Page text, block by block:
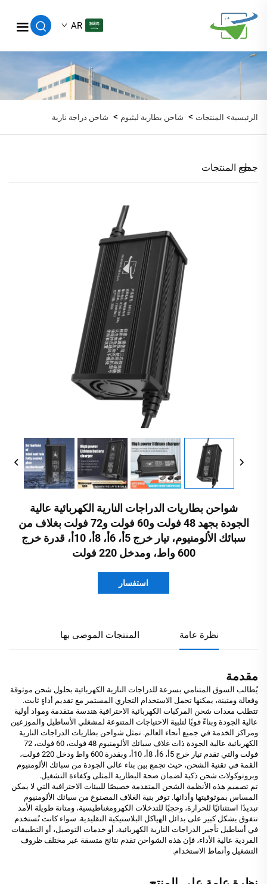
AR
الرئيسية> المنتجات > شاحن بطارية ليثيوم > شاحن دراجة نارية
جميع المنتجات
شواحن بطاريات الدراجات النارية الكهربائية عالية
الجودة بجهد 48 فولت و60 فولت و72 فولت بغلاف من
سبائك الألومنيوم، تيار خرج 5أ، 6أ، 8أ، 10أ، قدرة خرج
600 واط، ومدخل 220 فولت
استفسار
نظرة عامة المنتجات الموصى بها
مقدمة
يُطالب السوق المتنامي بسرعة للدراجات النارية الكهربائية بحلول شحن موثوقة
وفعالة ومتينة، يمكنها تحمل الاستخدام التجاري المستمر مع تقديم أداءٍ ثابت.
تتطلب معدات شحن المركبات الكهربائية الاحترافية هندسة متقدمة ومواد أولية
عالية الجودة وبناءً قويًا لتلبية الاحتياجات المتنوعة لمشغلي الأساطيل والموزعين
ومراكز الخدمة في جميع أنحاء العالم. تمثل شواحن بطاريات الدراجات النارية
الكهربائية عالية الجودة ذات غلاف سبائك الألومنيوم 48 فولت، 60 فولت، 72
فولت والتي تقدم تيار خرج 5أ، 6أ، 8أ، 10أ، وبقدرة 600 واط ودخل 220 فولت،
القمة في تقنية الشحن، حيث تجمع بين بناء عالي الجودة من سبائك الألومنيوم
وبروتوكولات شحن ذكية لضمان صحة البطارية المثلى وكفاءة التشغيل.
تم تصميم هذه الأنظمة الشحن المتقدمة خصيصًا للبيئات الاحترافية التي لا يمكن
المساس بموثوقيتها وأدائها. توفر بنية الغلاف المصنوع من سبائك الألومنيوم
تبديدًا استثنائيًا للحرارة، وحجبًا للتدخلات الكهرومغناطيسية، ومتانة طويلة الأمد
تتفوق بشكل كبير على بدائل الهياكل البلاستيكية التقليدية. سواء كانت تُستخدم
في أساطيل تأجير الدراجات النارية الكهربائية، أو خدمات التوصيل، أو التطبيقات
الفردية عالية الأداء، فإن هذه الشواحن تقدم نتائج متسقة عبر مختلف ظروف
التشغيل وأنماط الاستخدام.